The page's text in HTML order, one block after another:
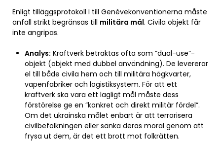
Enligt tilläggsprotokoll I till Genèvekonventionerna måste
anfall strikt begränsas till militära mål. Civila objekt får
inte angripas.
Analys: Kraftverk betraktas ofta som ”dual-use”-
objekt (objekt med dubbel användning). De levererar
el till både civila hem och till militära högkvarter,
vapenfabriker och logistiksystem. För att ett
kraftverk ska vara ett lagligt mål måste dess
förstörelse ge en ”konkret och direkt militär fördel”.
Om det ukrainska målet enbart är att terrorisera
civilbefolkningen eller sänka deras moral genom att
frysa ut dem, är det ett brott mot folkrätten.